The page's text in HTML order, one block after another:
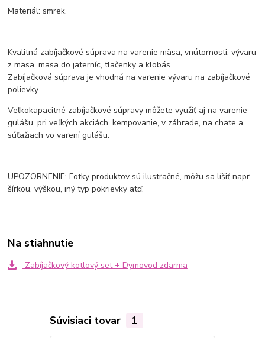
Materiál: smrek.
Kvalitná zabíjačkové súprava na varenie mäsa, vnútornosti, vývaru
z mäsa, mäsa do jaterníc, tlačenky a klobás.
Zabíjačková súprava je vhodná na varenie vývaru na zabíjačkové
polievky.
Veľkokapacitné zabíjačkové súpravy môžete využiť aj na varenie
gulášu, pri veľkých akciách, kempovanie, v záhrade, na chate a
súťažiach vo varení gulášu.
UPOZORNENIE: Fotky produktov sú ilustračné, môžu sa líšiť napr.
šírkou, výškou, iný typ pokrievky atď.
Na stiahnutie
Zabíjačkový kotlový set + Dymovod zdarma
Súvisiaci tovar 1